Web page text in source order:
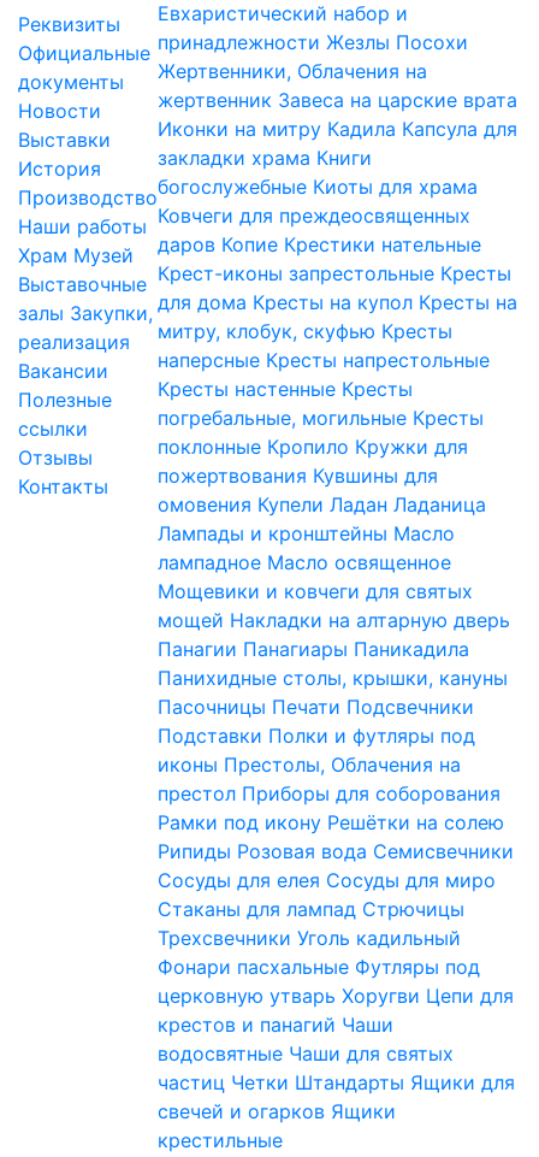
Реквизиты
Официальные
документы
Новости
Выставки
История
Производство
Наши работы
Храм Музей
Выставочные
залы Закупки,
реализация
Вакансии
Полезные
ссылки
Отзывы
Контакты
Евхаристический набор и
принадлежности Жезлы Посохи
Жертвенники, Облачения на
жертвенник Завеса на царские врата
Иконки на митру Кадила Капсула для
закладки храма Книги
богослужебные Киоты для храма
Ковчеги для преждеосвященных
даров Копие Крестики нательные
Крест-иконы запрестольные Кресты
для дома Кресты на купол Кресты на
митру, клобук, скуфью Кресты
наперсные Кресты напрестольные
Кресты настенные Кресты
погребальные, могильные Кресты
поклонные Кропило Кружки для
пожертвования Кувшины для
омовения Купели Ладан Ладаница
Лампады и кронштейны Масло
лампадное Масло освященное
Мощевики и ковчеги для святых
мощей Накладки на алтарную дверь
Панагии Панагиары Паникадила
Панихидные столы, крышки, кануны
Пасочницы Печати Подсвечники
Подставки Полки и футляры под
иконы Престолы, Облачения на
престол Приборы для соборования
Рамки под икону Решётки на солею
Рипиды Розовая вода Семисвечники
Сосуды для елея Сосуды для миро
Стаканы для лампад Стрючицы
Трехсвечники Уголь кадильный
Фонари пасхальные Футляры под
церковную утварь Хоругви Цепи для
крестов и панагий Чаши
водосвятные Чаши для святых
частиц Четки Штандарты Ящики для
свечей и огарков Ящики
крестильные